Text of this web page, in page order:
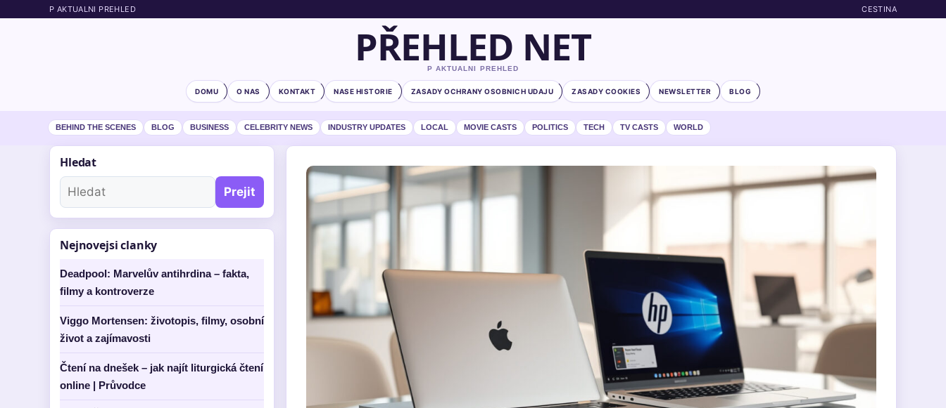
P AKTUALNI PREHLED CESTINA
PŘEHLED NET
P AKTUALNI PREHLED
DOMU O NAS KONTAKT NASE HISTORIE ZASADY OCHRANY OSOBNICH UDAJU ZASADY COOKIES NEWSLETTER BLOG
BEHIND THE SCENES BLOG BUSINESS CELEBRITY NEWS INDUSTRY UPDATES LOCAL MOVIE CASTS POLITICS TECH TV CASTS WORLD
Hledat
Prejit
Nejnovejsi clanky
Deadpool: Marvelův antihrdina – fakta,
filmy a kontroverze
Viggo Mortensen: životopis, filmy, osobní
život a zajímavosti
Čtení na dnešek – jak najít liturgická čtení
online | Průvodce